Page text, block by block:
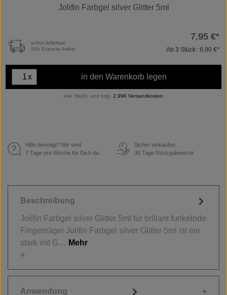
Jolifin Farbgel silver Glitter 5ml
sofort lieferbar!
24h Express Artikel
7,95 €*
Ab 3 Stück: 6,90 €*
x in den Warenkorb legen
inkl. MwSt. und zzgl. 2,99€ Versandkosten
Hilfe benötigt? Wir sind
7 Tage pro Woche für Dich da.
€
Sicher einkaufen.
30 Tage Rückgaberecht
Beschreibung
Jolifin Farbgel silver Glitter 5ml für brillant funkelnde
Fingernägel Jolifin Farbgel silver Glitter 5ml ist ein
stark mit G… Mehr
Anwendung